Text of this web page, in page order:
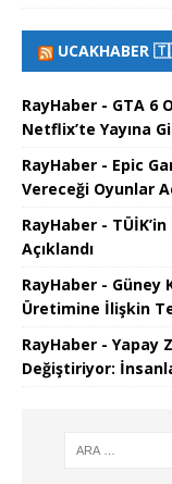
UCAKHABER
RayHaber - GTA 6
Netflix’te Yayına
RayHaber - Epic
Vereceği Oyunlar
RayHaber -
Açıklandı
RayHaber - Güney
Üretimine İlişkin
RayHaber - Yapay
Değiştiriyor: